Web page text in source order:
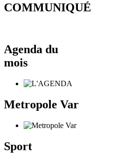
COMMUNIQUÉ
Agenda du
mois
Metropole Var
Sport